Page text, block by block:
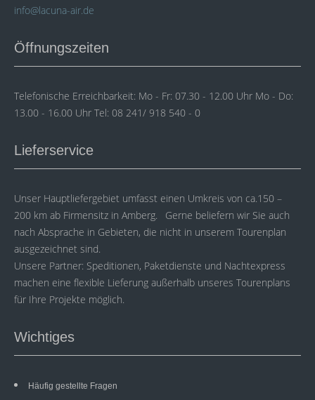
info@lacuna-air.de
Öffnungszeiten
Telefonische Erreichbarkeit: Mo - Fr: 07.30 - 12.00 Uhr Mo - Do:
13.00 - 16.00 Uhr Tel: 08 241/ 918 540 - 0
Lieferservice
Unser Hauptliefergebiet umfasst einen Umkreis von ca.150 –
200 km ab Firmensitz in Amberg. Gerne beliefern wir Sie auch
nach Absprache in Gebieten, die nicht in unserem Tourenplan
ausgezeichnet sind.
Unsere Partner: Speditionen, Paketdienste und Nachtexpress
machen eine flexible Lieferung außerhalb unseres Tourenplans
für Ihre Projekte möglich.
Wichtiges
Häufig gestellte Fragen